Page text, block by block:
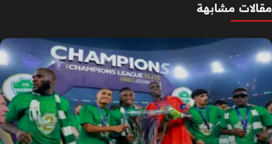
مقالات مشابهة